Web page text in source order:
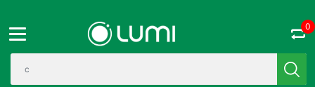
Bạn cần tìm gì..; công tắc cảm ứng..; âm thanh đa vùng ; điều
0